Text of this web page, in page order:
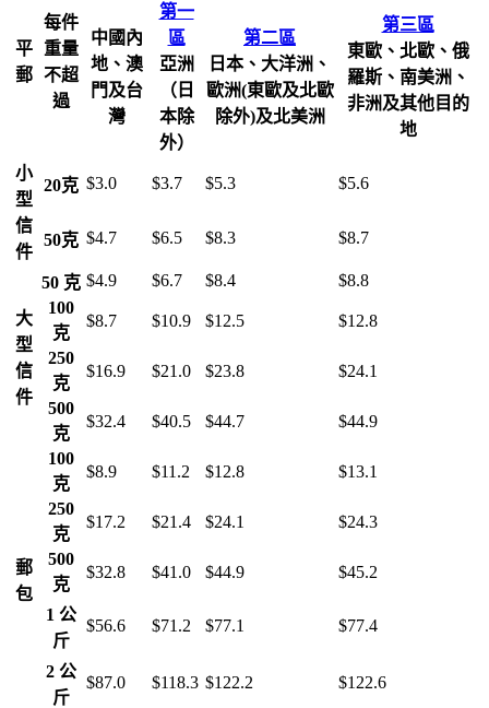
平
郵
每件
重量
不超
過
中國內
地、澳
門及台
灣
第一
區
亞洲
（日
本除
外）
第二區
日本、大洋洲、
歐洲(東歐及北歐
除外)及北美洲
第三區
東歐、北歐、俄
羅斯、南美洲、
非洲及其他目的
地
小
型
信
件
20克 $3.0 $3.7 $5.3 $5.6
50克 $4.7 $6.5 $8.3 $8.7
大
型
信
件
50 克 $4.9 $6.7 $8.4
$8.8
100
克
$8.7 $10.9 $12.5
$12.8
250
克
$16.9 $21.0 $23.8
$24.1
500
克
$32.4 $40.5 $44.7 $44.9
郵
包
100
克
$8.9 $11.2 $12.8
$13.1
250
克
$17.2 $21.4 $24.1
$24.3
500
克
$32.8 $41.0 $44.9 $45.2
1 公
斤
$56.6 $71.2 $77.1 $77.4
2 公
斤
$87.0 $118.3 $122.2 $122.6